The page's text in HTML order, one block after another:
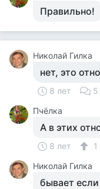
Правильно!
Николай Гилка
нет, это
8 лет 5
Пчёлка
А в этих
8 лет
1
Николай Гилка
бывает